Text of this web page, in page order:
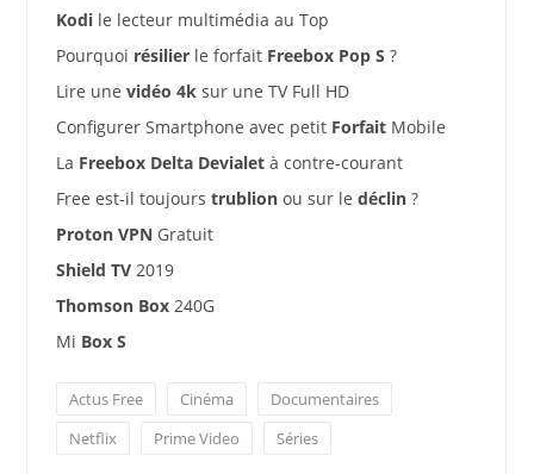
Kodile lecteur multimédia au Top
Pourquoi résilierle forfait Freebox Pop S ?
Lire une vidéo 4ksur une TV Full HD
Configurer Smartphone avec petit ForfaitMobile
La Freebox Delta Devialetà contre-courant
Free est-il toujours trublionou sur le déclin?
Proton VPN Gratuit
Shield TV2019
Thomson Box240G
Mi Box S
Actus Free Cinéma
Documentaires
Netflix
Prime Video Séries